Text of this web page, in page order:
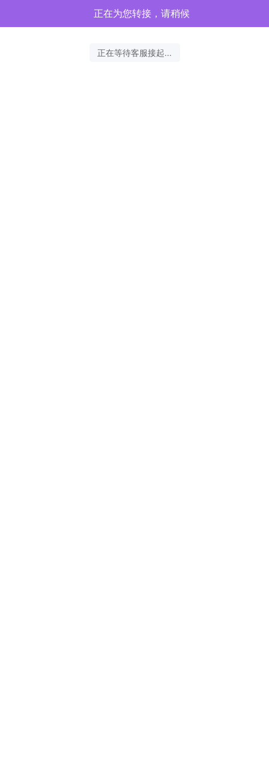
正在为您转接，请稍候
正在等待客服接起...